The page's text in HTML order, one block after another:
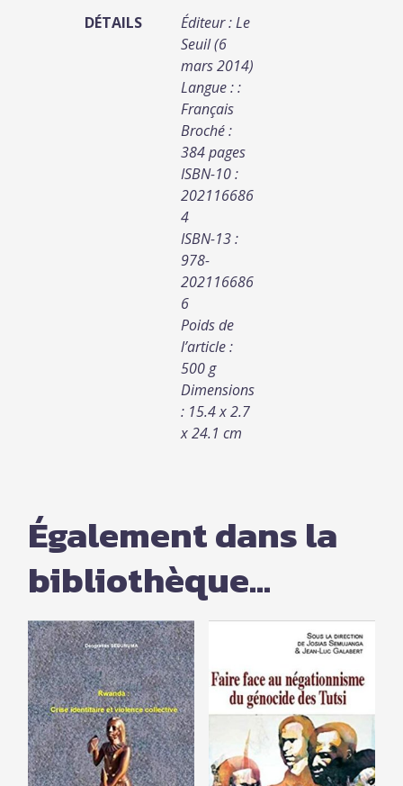
DÉTAILS
Éditeur : Le
Seuil (6
mars 2014)
Langue : :
Français
Broché :
384 pages
ISBN-10 :
202116686
4
ISBN-13 :
978-
202116686
6
Poids de
l’article :
500 g
Dimensions
: 15.4 x 2.7
x 24.1 cm
Également dans la
bibliothèque...